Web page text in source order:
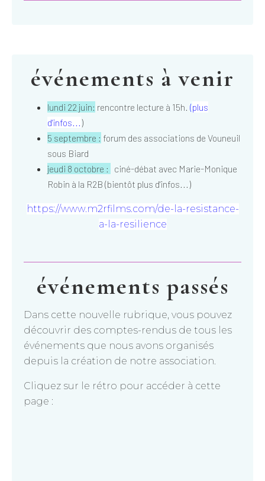
événements à venir
lundi 22 juin: rencontre lecture à 15h. (plus
d'infos...)
5 septembre : forum des associations de Vouneuil
sous Biard
jeudi 8 octobre :
ciné-débat avec Marie-Monique
Robin à la R2B (bientôt plus d'infos...)
https://www.m2rfilms.com/de-la-resistance-
a-la-resilience
événements passés
Dans cette nouvelle rubrique, vous pouvez
découvrir des comptes-rendus de tous les
événements que nous avons organisés
depuis la création de notre association.
Cliquez sur le rétro pour accéder à cette
page :